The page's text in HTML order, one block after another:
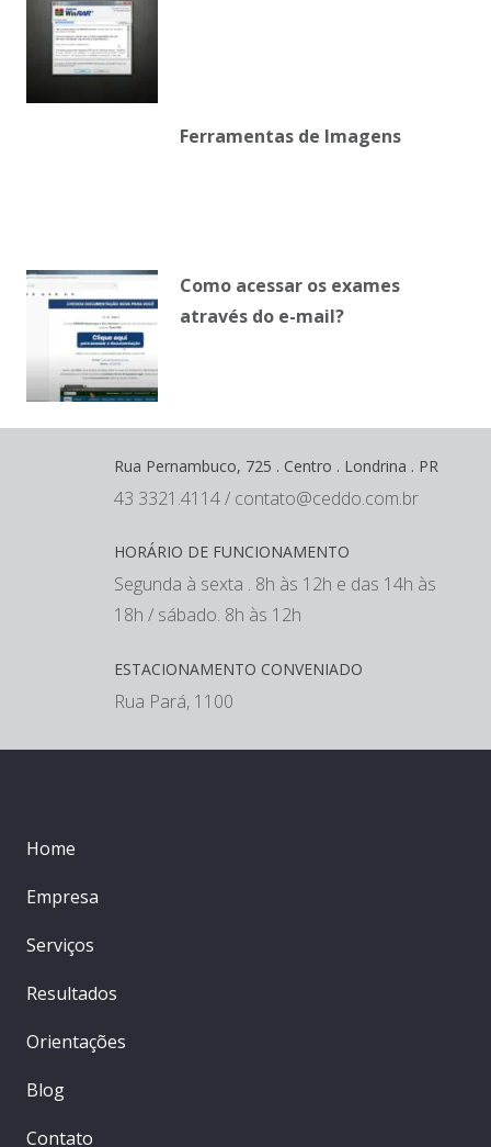
Ferramentas de Imagens
Como acessar os exames
através do e-mail?
Rua Pernambuco, 725 . Centro . Londrina . PR
43 3321.4114 / contato@ceddo.com.br
HORÁRIO DE FUNCIONAMENTO
Segunda à sexta . 8h às 12h e das 14h às
18h / sábado. 8h às 12h
ESTACIONAMENTO CONVENIADO
Rua Pará, 1100
Home
Empresa
Serviços
Resultados
Orientações
Blog
Contato